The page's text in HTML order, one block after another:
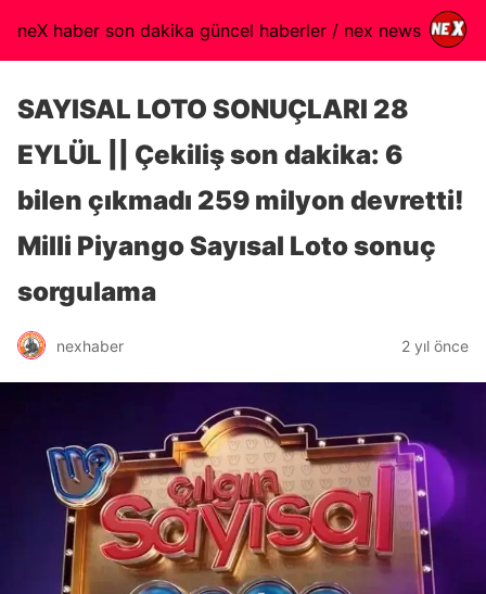
neX haber son dakika güncel haberler / nex news
SAYISAL LOTO SONUÇLARI 28
EYLÜL || Çekiliş son dakika: 6
bilen çıkmadı 259 milyon devretti!
Milli Piyango Sayısal Loto sonuç
sorgulama
nexhaber 2 yıl önce